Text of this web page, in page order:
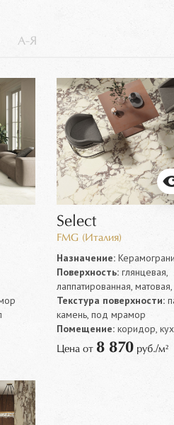
А-Я
Select
FMG (Италия)
Назначение:
Поверхность: глянцевая,
лаппатированная,
Текстура поверхности:
камень, под мрамор
Помещение: коридор,
Цена от 8 870 руб./м²